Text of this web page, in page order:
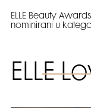
ELLE Beauty
nominirani u
ELLE